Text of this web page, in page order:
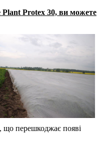
Plant Рrotex 30, ви можете
що перешкоджає появі